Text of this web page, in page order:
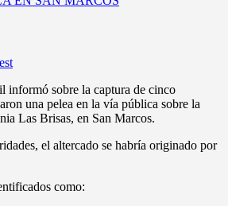
sobre la captura de cinco
una pelea en la vía pública sobre la
Las Brisas, en San Marcos.
el altercado se habría originado por
como: